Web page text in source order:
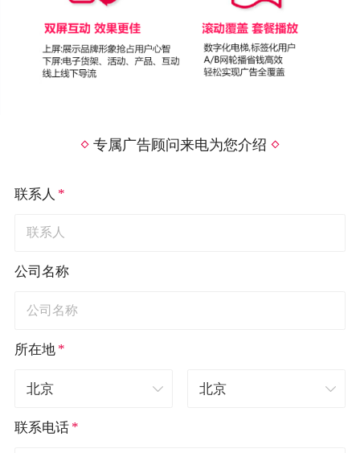
专属广告顾问来电为您介绍
联系人 *
公司名称
所在地 *
联系电话 *